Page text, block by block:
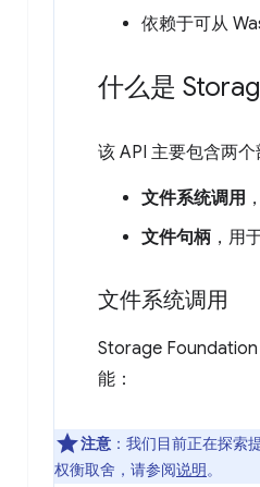
依赖于可从
什么是
该 API 主要包含两个
文件系统调用
文件句柄 ，用
文件系统调用
Storage Foundation
能：
注意 ：我们目前正在探索
权衡取舍，请参阅说明。